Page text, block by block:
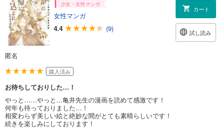
少女・女性マンガ
女性マンガ
4.4
(9)
カート
試し読み
匿名
購入済み
お待ちしておりした…！
やっと……やっと…亀井先生の漫画を読めて感激です！
何年も待っておりました…！
相変わらず美しい絵と絶妙な間がとても素晴らしいです！
続きを楽しみにしております！